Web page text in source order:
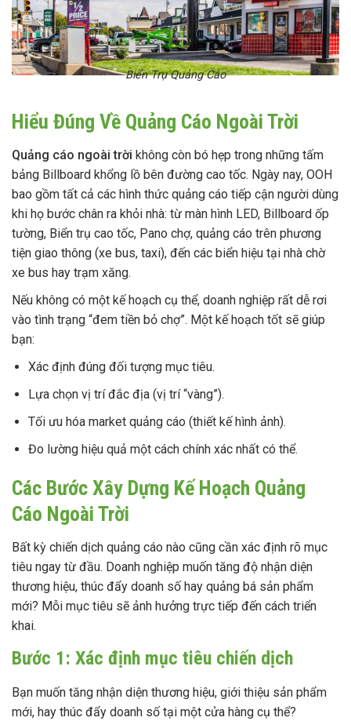
Biển Trụ Quảng Cáo
Hiểu Đúng Về Quảng Cáo Ngoài Trời
Quảng cáo ngoài trời không còn bó hẹp trong những tấm
bảng Billboard khổng lồ bên đường cao tốc. Ngày nay, OOH
bao gồm tất cả các hình thức quảng cáo tiếp cận người dùng
khi họ bước chân ra khỏi nhà: từ màn hình LED, Billboard ốp
tường, Biển trụ cao tốc, Pano chợ, quảng cáo trên phương
tiện giao thông (xe bus, taxi), đến các biển hiệu tại nhà chờ
xe bus hay trạm xăng.
Nếu không có một kế hoạch cụ thể, doanh nghiệp rất dễ rơi
vào tình trạng “đem tiền bỏ chợ”. Một kế hoạch tốt sẽ giúp
bạn:
Xác định đúng đối tượng mục tiêu.
Lựa chọn vị trí đắc địa (vị trí “vàng”).
Tối ưu hóa market quảng cáo (thiết kế hình ảnh).
Đo lường hiệu quả một cách chính xác nhất có thể.
Các Bước Xây Dựng Kế Hoạch Quảng
Cáo Ngoài Trời
Bất kỳ chiến dịch quảng cáo nào cũng cần xác định rõ mục
tiêu ngay từ đầu. Doanh nghiệp muốn tăng độ nhận diện
thương hiệu, thúc đẩy doanh số hay quảng bá sản phẩm
mới? Mỗi mục tiêu sẽ ảnh hưởng trực tiếp đến cách triển
khai.
Bước 1: Xác định mục tiêu chiến dịch
Bạn muốn tăng nhận diện thương hiệu, giới thiệu sản phẩm
mới, hay thúc đẩy doanh số tại một cửa hàng cụ thể?